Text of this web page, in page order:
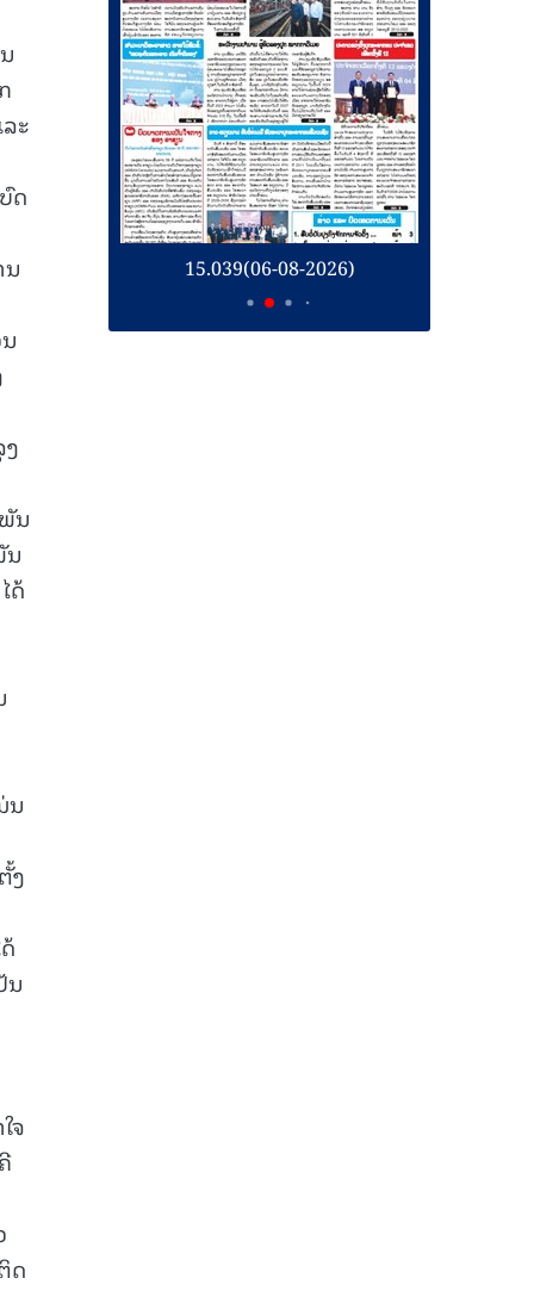
ະ
ດ
ນ
ນ
ນ
ດ້
ນ
ງ
ນ
ຈ
ດ
15.039(06-08-2026)